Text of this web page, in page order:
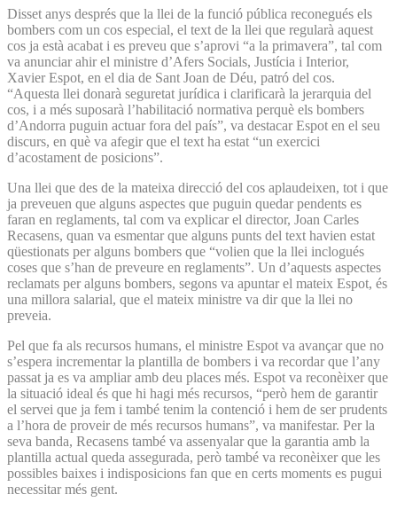
Disset anys després que la llei de la funció pública reconegués els
bombers com un cos especial, el text de la llei que regularà aquest
cos ja està acabat i es preveu que s’aprovi “a la primavera”, tal com
va anunciar ahir el ministre d’Afers Socials, Justícia i Interior,
Xavier Espot, en el dia de Sant Joan de Déu, patró del cos.
“Aquesta llei donarà seguretat jurídica i clarificarà la jerarquia del
cos, i a més suposarà l’habilitació normativa perquè els bombers
d’Andorra puguin actuar fora del país”, va destacar Espot en el seu
discurs, en què va afegir que el text ha estat “un exercici
d’acostament de posicions”.
Una llei que des de la mateixa direcció del cos aplaudeixen, tot i que
ja preveuen que alguns aspectes que puguin quedar pendents es
faran en reglaments, tal com va explicar el director, Joan Carles
Recasens, quan va esmentar que alguns punts del text havien estat
qüestionats per alguns bombers que “volien que la llei inclogués
coses que s’han de preveure en reglaments”. Un d’aquests aspectes
reclamats per alguns bombers, segons va apuntar el mateix Espot, és
una millora salarial, que el mateix ministre va dir que la llei no
preveia.
Pel que fa als recursos humans, el ministre Espot va avançar que no
s’espera incrementar la plantilla de bombers i va recordar que l’any
passat ja es va ampliar amb deu places més. Espot va reconèixer que
la situació ideal és que hi hagi més recursos, “però hem de garantir
el servei que ja fem i també tenim la contenció i hem de ser prudents
a l’hora de proveir de més recursos humans”, va manifestar. Per la
seva banda, Recasens també va assenyalar que la garantia amb la
plantilla actual queda assegurada, però també va reconèixer que les
possibles baixes i indisposicions fan que en certs moments es pugui
necessitar més gent.